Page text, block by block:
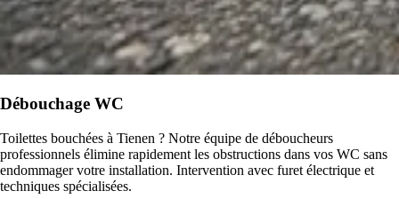
Débouchage WC
Toilettes bouchées à Tienen ? Notre équipe de déboucheurs
professionnels élimine rapidement les obstructions dans vos WC sans
endommager votre installation. Intervention avec furet électrique et
techniques spécialisées.